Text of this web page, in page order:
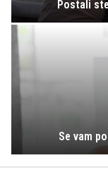
Postali
Se vam